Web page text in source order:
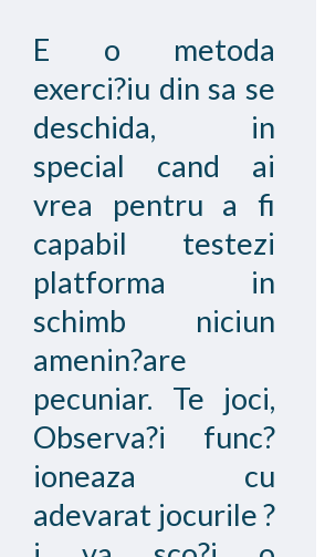
E o metoda
exerci?iu din sa se
deschida, in
special cand ai
vrea pentru a fi
capabil testezi
platforma in
schimb niciun
amenin?are
pecuniar. Te joci,
Observa?i func?
ioneaza cu
adevarat jocurile ?